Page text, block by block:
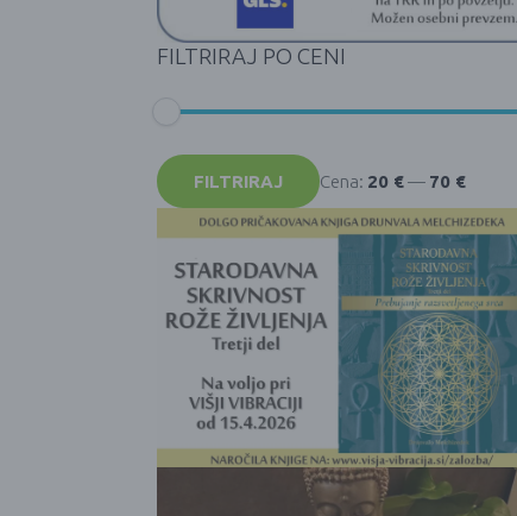
FILTRIRAJ PO CENI
Min
cena
Max
cena FILTRIRAJ Cena: 20 €— 70 €